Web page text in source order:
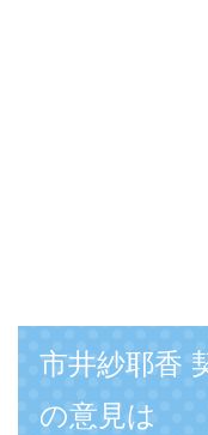
市井紗耶香
の意見は